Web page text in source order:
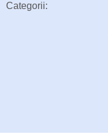
Categorii: